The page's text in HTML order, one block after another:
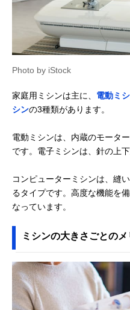
Photo by iStock
家庭用ミシンは主に、 電動ミ
シンの3種類があります。
電動ミシンは、内蔵のモータ
です。電子ミシンは、針の上
コンピューターミシンは、縫
るタイプです。高度な機能を備
なっています。
ミシンの大きさごとの